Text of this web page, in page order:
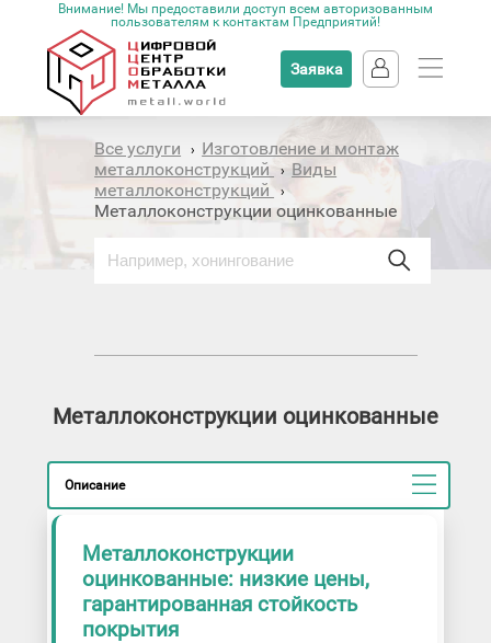
Внимание! Мы предоставили доступ всем авторизованным
пользователям к контактам Предприятий!
Заявка
Все услуги › Изготовление и монтаж
металлоконструкций
› Виды
металлоконструкций›
Металлоконструкции оцинкованные
Металлоконструкции оцинкованные
Описание
Металлоконструкции
оцинкованные: низкие цены,
гарантированная стойкость
покрытия